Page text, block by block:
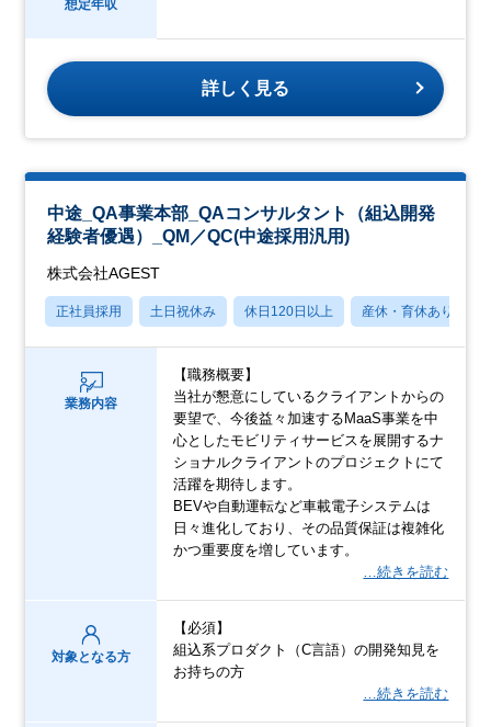
想定年収
詳しく見る
中途_QA事業本部_QAコンサルタント（組込開発
経験者優遇）_QM／QC(中途採用汎用)
株式会社AGEST
正社員採用 土日祝休み 休日120日以上 産休・育休あり
業務内容
【職務概要】
当社が懇意にしているクライアントからの
要望で、今後益々加速するMaaS事業を中
心としたモビリティサービスを展開するナ
ショナルクライアントのプロジェクトにて
活躍を期待します。
BEVや自動運転など車載電子システムは
日々進化しており、その品質保証は複雑化
かつ重要度を増しています。
…続きを読む
対象となる方
【必須】
組込系プロダクト（C言語）の開発知見を
お持ちの方
…続きを読む